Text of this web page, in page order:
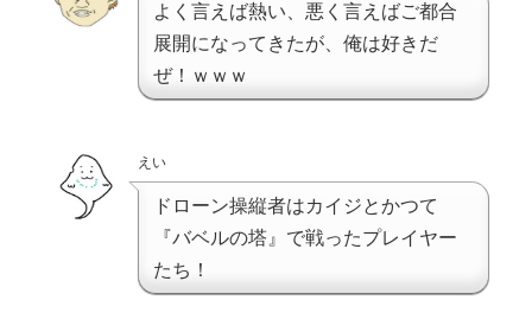
よく言えば熱い、悪く言えばご都合
展開になってきたが、俺は好きだ
ぜ！ｗｗｗ
えい
ドローン操縦者はカイジとかつて
『バベルの塔』で戦ったプレイヤー
たち！